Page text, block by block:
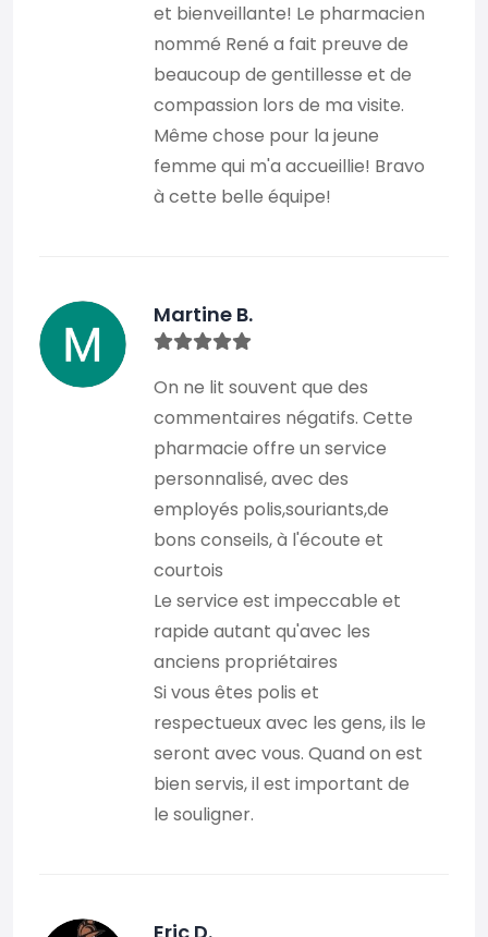
et bienveillante! Le pharmacien
nommé René a fait preuve de
beaucoup de gentillesse et de
compassion lors de ma visite.
Même chose pour la jeune
femme qui m'a accueillie! Bravo
à cette belle équipe!
Martine B.
On ne lit souvent que des
commentaires négatifs. Cette
pharmacie offre un service
personnalisé, avec des
employés polis,souriants,de
bons conseils, à l'écoute et
courtois
Le service est impeccable et
rapide autant qu'avec les
anciens propriétaires
Si vous êtes polis et
respectueux avec les gens, ils le
seront avec vous. Quand on est
bien servis, il est important de
le souligner.